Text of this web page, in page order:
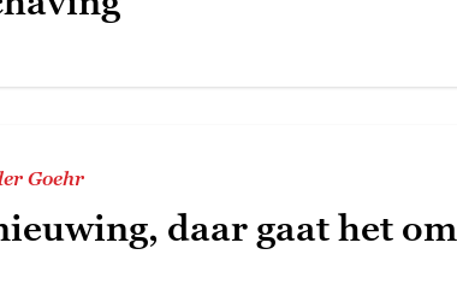
Goehr
daar gaat het om